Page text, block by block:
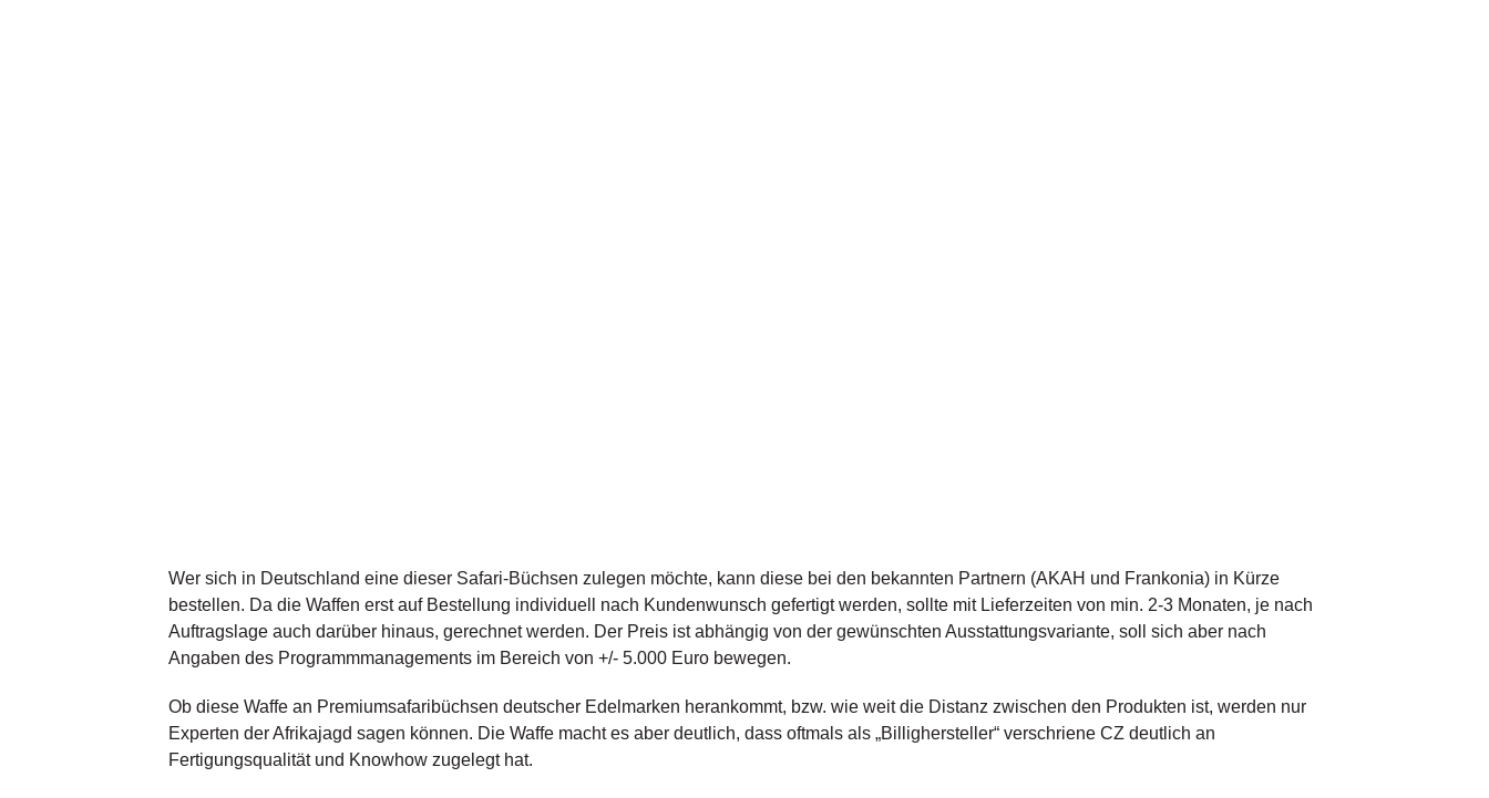
Wer sich in Deutschland eine dieser Safari-Büchsen zulegen möchte, kann diese bei den bekannten Partnern (AKAH und Frankonia) in Kürze
bestellen. Da die Waffen erst auf Bestellung individuell nach Kundenwunsch gefertigt werden, sollte mit Lieferzeiten von min. 2-3 Monaten, je nach
Auftragslage auch darüber hinaus, gerechnet werden. Der Preis ist abhängig von der gewünschten Ausstattungsvariante, soll sich aber nach
Angaben des Programmmanagements im Bereich von +/- 5.000 Euro bewegen.
Ob diese Waffe an Premiumsafaribüchsen deutscher Edelmarken herankommt, bzw. wie weit die Distanz zwischen den Produkten ist, werden nur
Experten der Afrikajagd sagen können. Die Waffe macht es aber deutlich, dass oftmals als „Billighersteller“ verschriene CZ deutlich an
Fertigungsqualität und Knowhow zugelegt hat.